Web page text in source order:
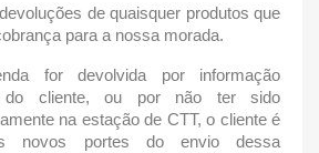
de quaisquer produtos que
para a nossa morada.
for devolvida por informação
do cliente, ou por não ter sido
na estação de CTT, o cliente é
novos portes do envio dessa